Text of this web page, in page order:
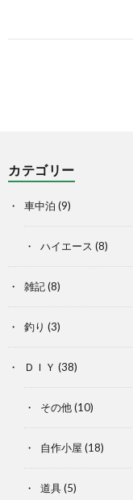
カテゴリー
車中泊 (9)
ハイエース (8)
雑記(8)
釣り (3)
ＤＩＹ (38)
その他(10)
自作小屋 (18)
道具(5)